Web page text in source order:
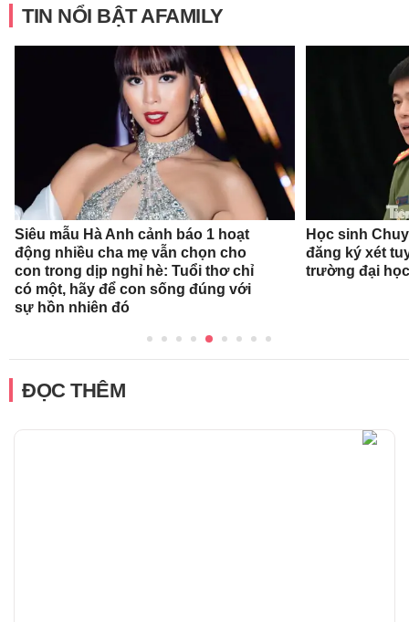
TIN NỔI BẬT AFAMILY
Siêu mẫu Hà Anh cảnh báo 1 hoạt
động nhiều cha mẹ vẫn chọn cho
con trong dịp nghỉ hè: Tuổi thơ chỉ
có một, hãy để con sống đúng với
sự hồn nhiên đó
Học sinh
đăng ký xét
trường đại
ĐỌC THÊM